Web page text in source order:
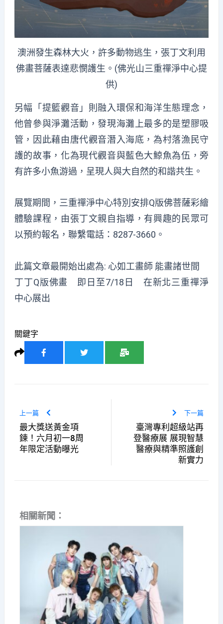
澳洲發生森林大火，許多動物逃生，張丁文利用
佛畫菩薩表達悲憫護生。(佛光山三重禪淨中心提
供)
另幅「提籃觀音」則融入環保和海洋生態理念，
他曾參與淨灘活動，發現海灘上最多的是塑膠吸
管，因此藉由唐代觀音潛入海底，為村落漁民守
護的故事，化為現代觀音與藍色大鯨魚為伍，旁
有許多小魚游過，呈現人與大自然的和諧共生。
展覽期間，三重禪淨中心特別安排Q版佛菩薩彩繪
體驗課程，由張丁文親自指導，有興趣的民眾可
以預約報名，聯繫電話：8287-3660。
此篇文章最開始出處為: 心如工畫師 能畫諸世間
丁丁Q版佛畫 即日至7/18日 在新北三重禪淨
中心展出
關鍵字
上一篇
最大獎送黃金項
鍊！六月初一8周
年限定活動曝光
下一篇
臺灣專利超級站再
登醫療展 展現智慧
醫療與精準照護創
新實力
相關新聞：